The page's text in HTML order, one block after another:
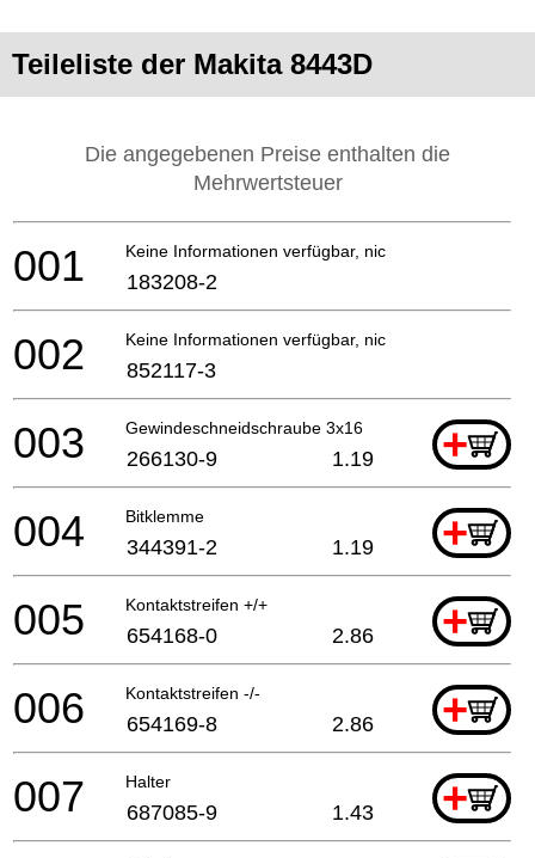
Teileliste der Makita 8443D
Die angegebenen Preise enthalten die
Mehrwertsteuer
Keine Informationen verfügbar, nicht bestellbar
001 183208-2
Keine Informationen verfügbar, nicht bestellbar
002 852117-3
Gewindeschneidschraube 3x16 +
003 266130-9 1.19
Bitklemme +
004 344391-2 1.19
Kontaktstreifen +/+ +
005 654168-0 2.86
Kontaktstreifen -/- +
006 654169-8 2.86
Halter +
007 687085-9 1.43